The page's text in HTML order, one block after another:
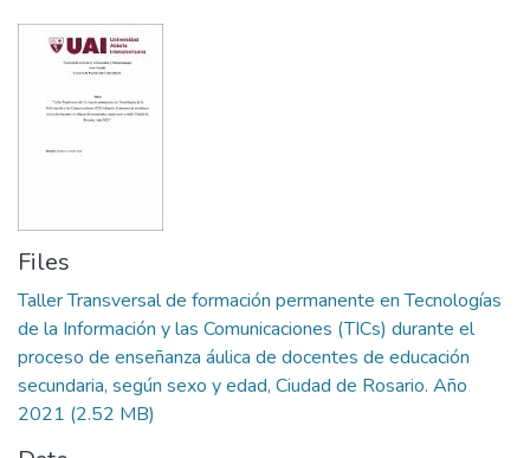
Files
Taller Transversal de formación permanente en Tecnologías
de la Información y las Comunicaciones (TICs) durante el
proceso de enseñanza áulica de docentes de educación
secundaria, según sexo y edad, Ciudad de Rosario. Año
2021 (2.52 MB)